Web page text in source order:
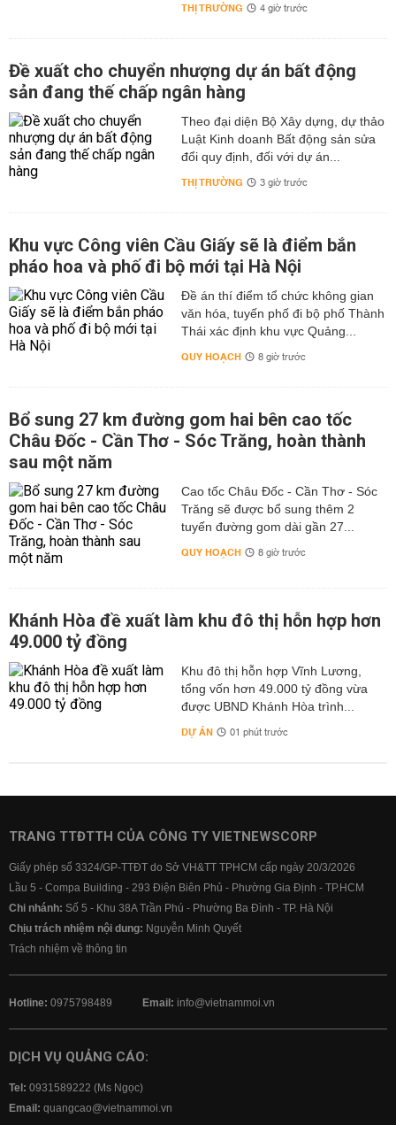
THỊ TRƯỜNG 4 giờ trước
Đề xuất cho chuyển nhượng dự án bất động
sản đang thế chấp ngân hàng
Theo đại diện Bộ Xây dựng, dự thảo
Luật Kinh doanh Bất động sản sửa
đổi quy định, đối với dự án...
THỊ TRƯỜNG 3 giờ trước
Khu vực Công viên Cầu Giấy sẽ là điểm bắn
pháo hoa và phố đi bộ mới tại Hà Nội
Đề án thí điểm tổ chức không gian
văn hóa, tuyến phố đi bộ phố Thành
Thái xác định khu vực Quảng...
QUY HOẠCH 8 giờ trước
Bổ sung 27 km đường gom hai bên cao tốc
Châu Đốc - Cần Thơ - Sóc Trăng, hoàn thành
sau một năm
Cao tốc Châu Đốc - Cần Thơ - Sóc
Trăng sẽ được bổ sung thêm 2
tuyến đường gom dài gần 27...
QUY HOẠCH 8 giờ trước
Khánh Hòa đề xuất làm khu đô thị hỗn hợp hơn
49.000 tỷ đồng
Khu đô thị hỗn hợp Vĩnh Lương,
tổng vốn hơn 49.000 tỷ đồng vừa
được UBND Khánh Hòa trình...
DỰ ÁN 01 phút trước
TRANG TTĐTTH CỦA CÔNG TY VIETNEWSCORP
Giấy phép số 3324/GP-TTĐT do Sở VH&TT TPHCM cấp ngày 20/3/2026
Lầu 5 - Compa Building - 293 Điện Biên Phủ - Phường Gia Định - TP.HCM
Chi nhánh: Số 5 - Khu 38A Trần Phú - Phường Ba Đình - TP. Hà Nội
Chịu trách nhiệm nội dung: Nguyễn Minh Quyết
Trách nhiệm về thông tin
Hotline: 0975798489 Email: info@vietnammoi.vn
DỊCH VỤ QUẢNG CÁO:
Tel: 0931589222 (Ms Ngọc)
Email: quangcao@vietnammoi.vn